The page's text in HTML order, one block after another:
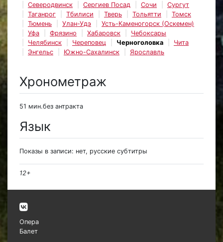
Северодвинск
Сергиев Посад Сочи
Сургут
Таганрог
Тбилиси Тверь Тольятти
Томск
Тюмень
Улан-Удэ
Усть-Каменогорск (Оскемен)
Уфа
Фрязино Хабаровск
Чебоксары
Челябинск
Череповец Черноголовка
Чита
Энгельс
Южно-Сахалинск Ярославль
Хронометраж
51 мин.без антракта
Язык
Показы в записи: нет, русские субтитры
12+
Опера
Балет